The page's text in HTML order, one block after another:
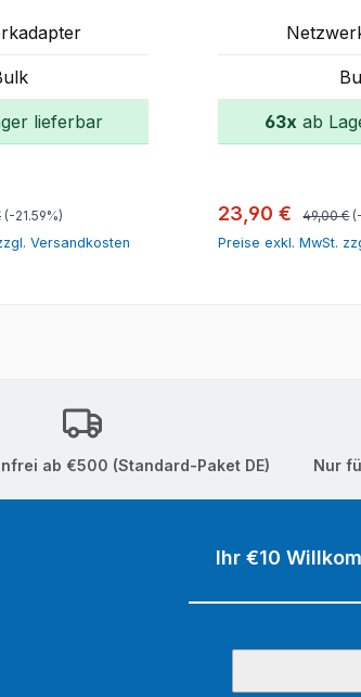
lieferbar
Preis:
(-21.59%)
Versandkosten
63x ab
Verkaufspreis:
23,90 € 49,00 €
Preise exkl. MwSt.
ab €500 (Standard-Paket DE) Nur
Ihr €10